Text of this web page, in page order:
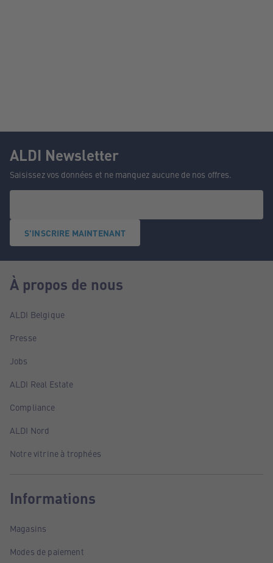
ALDI Newsletter
Saisissez vos données et ne manquez aucune de nos offres.
S'INSCRIRE MAINTENANT
À propos de nous
ALDI Belgique
Presse
Jobs
ALDI Real Estate
Compliance
ALDI Nord
Notre vitrine à trophées
Informations
Magasins
Modes de paiement